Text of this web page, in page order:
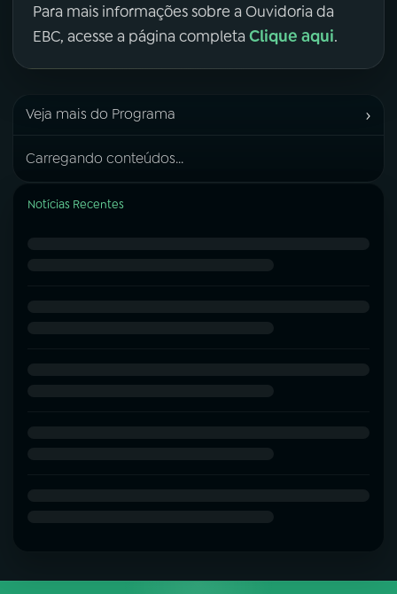
Para mais informações sobre a Ouvidoria da
EBC, acesse a página completa Clique aqui.
Veja mais do Programa ›
Carregando conteúdos...
Notícias Recentes